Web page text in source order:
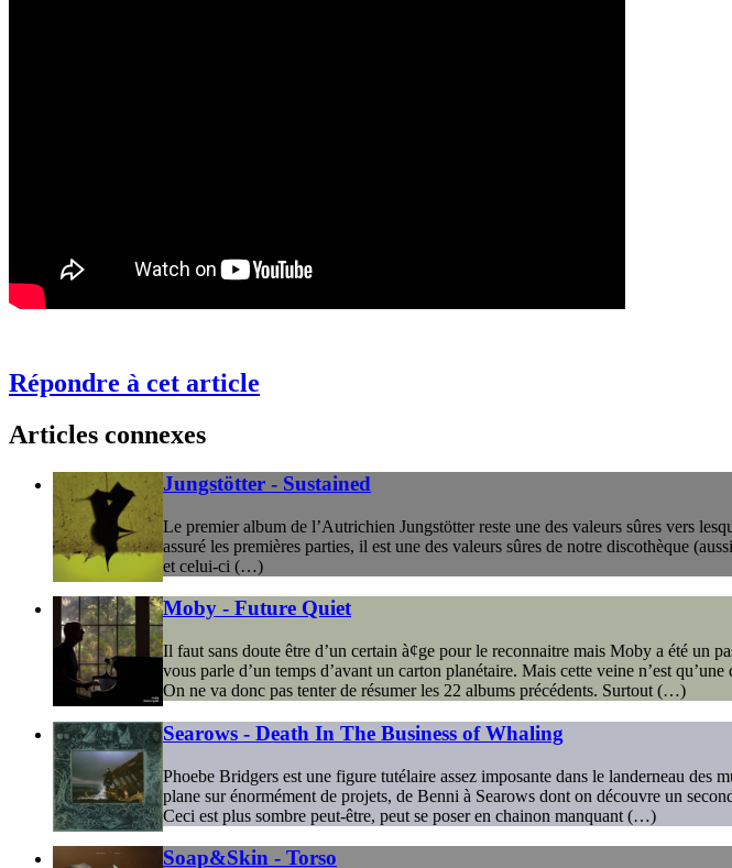
Répondre à cet article
Articles connexes
Jungstötter - Sustained
Le premier album de l’Autrichien Jungstötter reste une des valeurs sûres vers
assuré les premières parties, il est une des valeurs sûres de notre discothèque
et celui-ci (…)
Moby - Future Quiet
Il faut sans doute être d’un certain à¢ge pour le reconnaitre mais Moby a été un
vous parle d’un temps d’avant un carton planétaire. Mais cette veine n’est
On ne va donc pas tenter de résumer les 22 albums précédents. Surtout (…)
Searows - Death In The Business of Whaling
Phoebe Bridgers est une figure tutélaire assez imposante dans le landerneau des
plane sur énormément de projets, de Benni à Searows dont on découvre un
Ceci est plus sombre peut-être, peut se poser en chainon manquant (…)
Soap&Skin - Torso